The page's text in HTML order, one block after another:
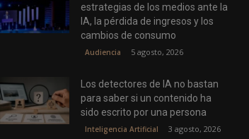
estrategias de los medios ante la
IA, la pérdida de ingresos y los
cambios de consumo
Audiencia 5 agosto, 2026
Los detectores de IA no bastan
para saber si un contenido ha
sido escrito por una persona
Inteligencia Artificial 3 agosto, 2026